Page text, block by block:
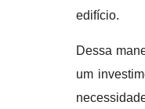
edifício.
Dessa
um